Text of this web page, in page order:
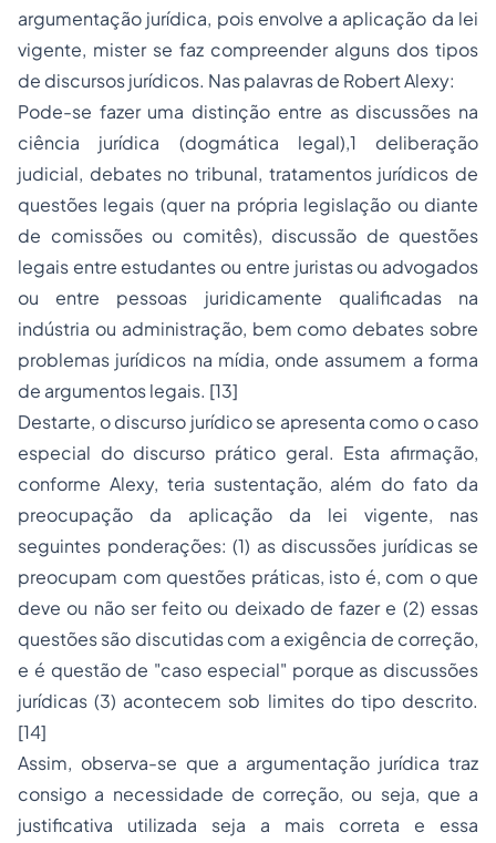
argumentação jurídica, pois envolve a aplicação da lei
vigente, mister se faz compreender alguns dos tipos
de discursos jurídicos. Nas palavras de Robert Alexy:
Pode-se fazer uma distinção entre as discussões na
ciência jurídica (dogmática legal),1 deliberação
judicial, debates no tribunal, tratamentos jurídicos de
questões legais (quer na própria legislação ou diante
de comissões ou comitês), discussão de questões
legais entre estudantes ou entre juristas ou advogados
ou entre pessoas juridicamente qualificadas na
indústria ou administração, bem como debates sobre
problemas jurídicos na mídia, onde assumem a forma
de argumentos legais. [13]
Destarte, o discurso jurídico se apresenta como o caso
especial do discurso prático geral. Esta afirmação,
conforme Alexy, teria sustentação, além do fato da
preocupação da aplicação da lei vigente, nas
seguintes ponderações: (1) as discussões jurídicas se
preocupam com questões práticas, isto é, com o que
deve ou não ser feito ou deixado de fazer e (2) essas
questões são discutidas com a exigência de correção,
e é questão de "caso es­pecial" porque as discussões
jurídicas (3) acontecem sob limites do tipo descrito.
[14]
Assim, observa-se que a argumentação jurídica traz
consigo a necessidade de correção, ou seja, que a
justificativa utilizada seja a mais correta e essa